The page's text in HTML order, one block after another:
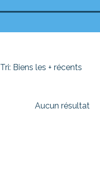
Tri: Biens les + récents
Aucun résultat